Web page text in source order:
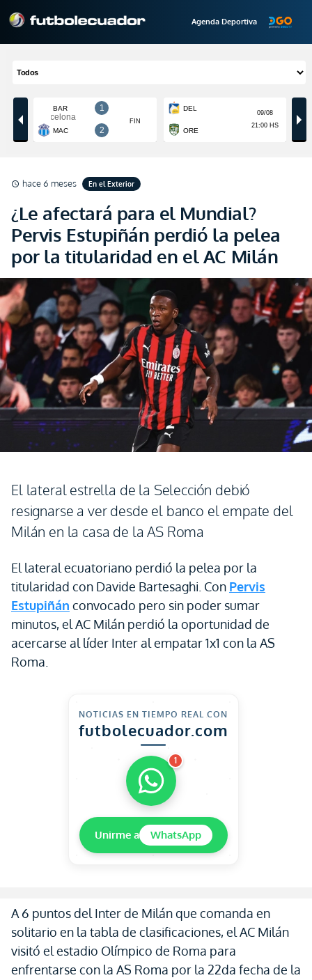
Agenda Deportiva
schedule hace 6 meses En el Exterior
¿Le afectará para el Mundial?
Pervis Estupiñán perdió la pelea
por la titularidad en el AC Milán
El lateral estrella de la Selección debió
resignarse a ver desde el banco el empate del
Milán en la casa de la AS Roma
El lateral ecuatoriano perdió la pelea por la
titularidad con Davide Bartesaghi. Con Pervis
Estupiñán convocado pero sin poder sumar
minutos, el AC Milán perdió la oportunidad de
acercarse al líder Inter al empatar 1x1 con la AS
Roma.
NOTICIAS EN TIEMPO REAL CON
futbolecuador.com
1
Unirme a WhatsApp
A 6 puntos del Inter de Milán que comanda en
solitario en la tabla de clasificaciones, el AC Milán
visitó el estadio Olímpico de Roma para
enfrentarse con la AS Roma por la 22da fecha de la